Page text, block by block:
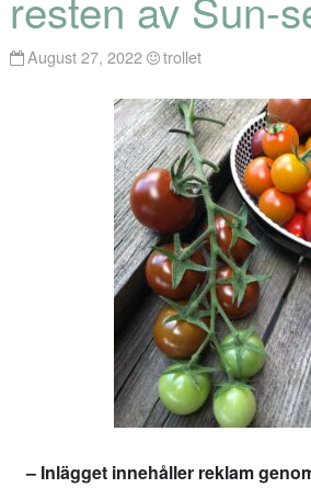
August 27, 2022 trollet
– Inlägget innehåller reklam